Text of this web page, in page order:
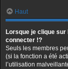
Haut
Lorsque je clique sur
connecter !?
Seuls les membres
(si la fonction a été
l’utilisation